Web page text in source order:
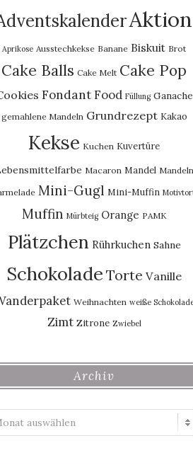
Aktion
Aprikose Ausstechkekse Banane Biskuit Brot
Cake Balls Cake Melt Cake Pop
Fondant Food Füllung Ganache
gemahlene Mandeln Grundrezept Kakao
Kekse Kuchen Kuvertüre
Macaron Mandel Mandeln
Mini-Gugl Mini-Muffin
Muffin Mürbteig Orange PAMK
Plätzchen Rührkuchen Sahne
Schokolade Torte Vanille
Weihnachten weiße
Zimt Zitrone Zwiebel
Archiv